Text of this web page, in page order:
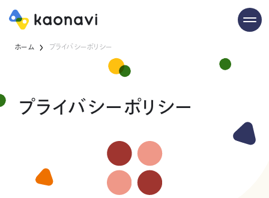
ホーム プライバシーポリシー
プライバシーポリシー